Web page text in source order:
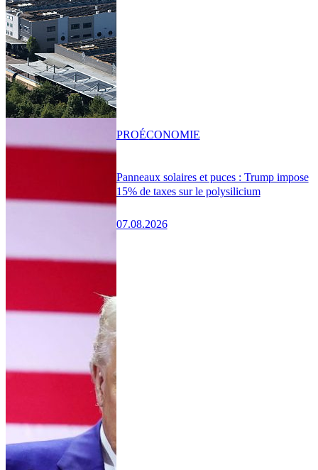
Panneaux solaires et puces : Trump impose
15% de taxes sur le polysilicium
07.08.2026
PROÉCONOMIE